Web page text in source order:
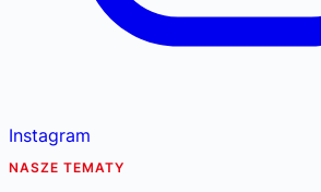
Instagram
NASZE TEMATY